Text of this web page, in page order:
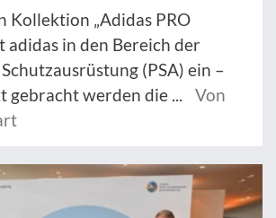
Kollektion „Adidas PRO
adidas in den Bereich der
(PSA) ein –
gebracht werden die ...
Von